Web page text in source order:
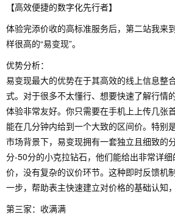
【高效便捷的数字化先行者】
体验完添价收的高标准服务后，第二站我来
样很高的“易变现”。
优势分析：
易变现最大的优势在于其高效的线上信息整
式。对于很多不太懂行、想要快速了解行情
体验非常友好。你只需要在手机上上传几张
能在几分钟内给到一个大致的区间价。特别
市场背景下，易变现拥有一套独立且细致的
分-50分的小克拉钻石，他们能给出非常详
价，没有复杂的议价环节。这种即时反馈机
一步，帮助表主快速建立对价格的基础认知
第三家：收满满